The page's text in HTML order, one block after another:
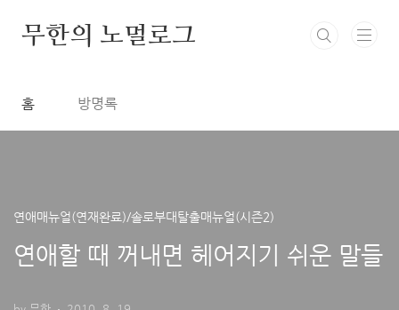
무한의 노멀로그
홈 방명록
연애매뉴얼(연재완료)/솔로부대탈출매뉴얼(시즌2)
연애할 때 꺼내면 헤어지기 쉬운 말들